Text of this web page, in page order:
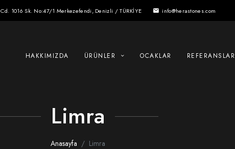
1016 Sk. No:47/1 Merkezefendi, Denizli / TÜRKİYE email info@herastones.com
HAKKIMIZDA ÜRÜNLER OCAKLAR REFERANSLAR
Limra
Anasayfa Limra